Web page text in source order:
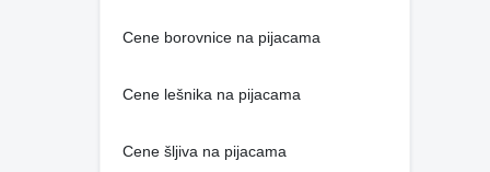
Cene borovnice na pijacama
Cene lešnika na pijacama
Cene šljiva na pijacama